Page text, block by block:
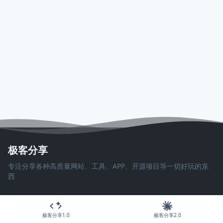
极客分享
专注分享各种高质量网站、工具、APP、开源项目等一切好玩的东
西
极客分享1.0 极客分享2.0